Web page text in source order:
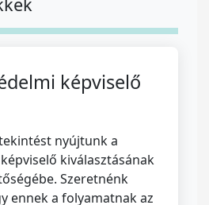
képviselő
nyújtunk a
kiválasztásának
Szeretnénk
ennek a folyamatnak az